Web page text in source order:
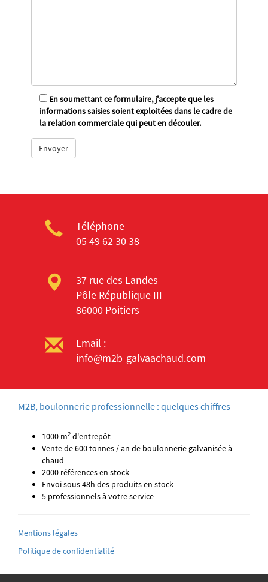
En soumettant ce formulaire, j'accepte que les
informations saisies soient exploitées dans le cadre de
la relation commerciale qui peut en découler.
Téléphone
05 49 62 30 38
37 rue des Landes
Pôle République III
86000 Poitiers
Email :
info@m2b-galvaachaud.com
M2B, boulonnerie professionnelle : quelques chiffres
1000 m2 d'entrepôt
Vente de 600 tonnes / an de boulonnerie galvanisée à
chaud
2000 références en stock
Envoi sous 48h des produits en stock
5 professionnels à votre service
Mentions légales
Politique de confidentialité